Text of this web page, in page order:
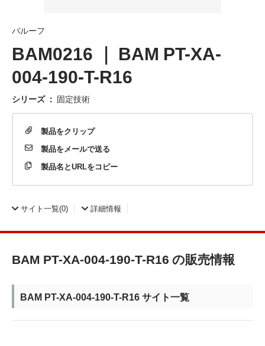
バルーフ
BAM0216 ｜ BAM PT-XA-
004-190-T-R16
シリーズ： 固定技術
製品をクリップ
製品をメールで送る
製品名とURLをコピー
サイト一覧(0) 詳細情報
BAM PT-XA-004-190-T-R16 の販売情報
BAM PT-XA-004-190-T-R16 サイト一覧